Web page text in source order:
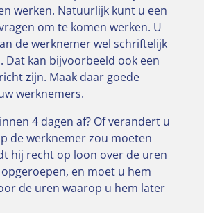
werken. Natuurlijk kunt u een
om te komen werken. U
de werknemer wel schriftelijk
Dat kan bijvoorbeeld ook een
zijn. Maak daar goede
werknemers.
4 dagen af? Of verandert u
de werknemer zou moeten
hij recht op loon over de uren
en moet u hem
de uren waarop u hem later